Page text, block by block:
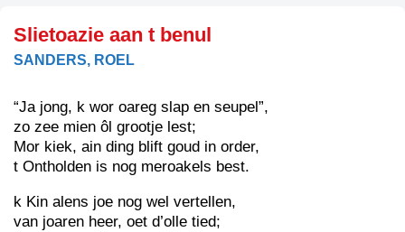
Slietoazie aan t benul
SANDERS, ROEL
“Ja jong, k wor oareg slap en seupel”,
zo zee mien ôl grootje lest;
Mor kiek, ain ding blift goud in order,
t Ontholden is nog meroakels best.
k Kin alens joe nog wel vertellen,
van joaren heer, oet d’olle tied;